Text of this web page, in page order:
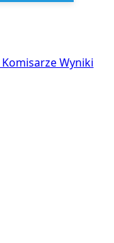
KomisarzeWyniki